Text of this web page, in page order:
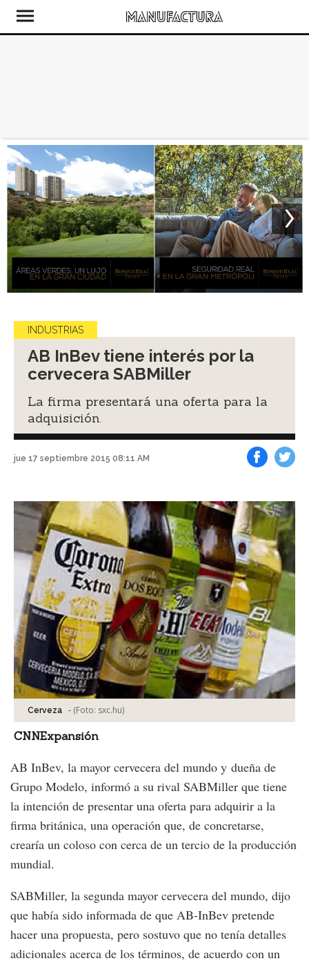
INDUSTRIAS
AB InBev tiene interés por la
cervecera SABMiller
La firma presentará una oferta para la
adquisición.
jue 17 septiembre 2015 08:11 AM
Cerveza - (Foto: sxc.hu)
CNNExpansión
AB InBev, la mayor cervecera del mundo y dueña de
Grupo Modelo, informó a su rival SABMiller que tiene
la intención de presentar una oferta para adquirir a la
firma británica, una operación que, de concretarse,
crearía un coloso con cerca de un tercio de la producción
mundial.
SABMiller, la segunda mayor cervecera del mundo, dijo
que había sido informada de que AB-InBev pretende
hacer una propuesta, pero sostuvo que no tenía detalles
adicionales acerca de los términos, de acuerdo con un